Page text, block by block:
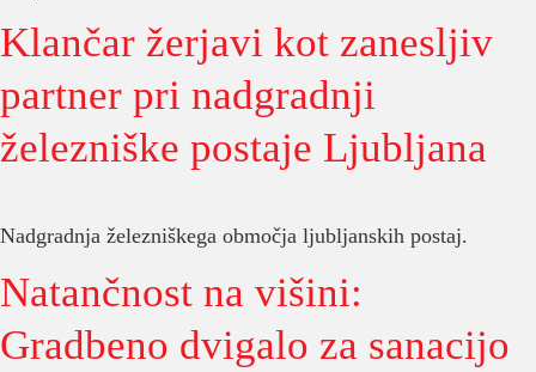
Klančar žerjavi kot zanesljiv
partner pri nadgradnji
železniške postaje Ljubljana
Nadgradnja železniškega območja ljubljanskih postaj.
Natančnost na višini:
Gradbeno dvigalo za sanacijo